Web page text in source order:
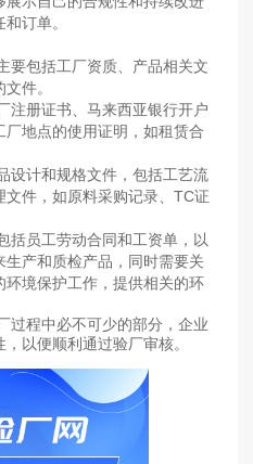
订单。
包括工厂资质、产品相关文
件‌。
册证书、马来西亚银行开户
地点的使用证明，如租赁合
计和规格文件，包括工艺流
件，如原料采购记录、TC证
员工劳动合同和工资单，以
产和质检产品，同时需要关
境保护工作，提供相关的环
程中必不可少的部分，企业
以便顺利通过验厂审核‌。